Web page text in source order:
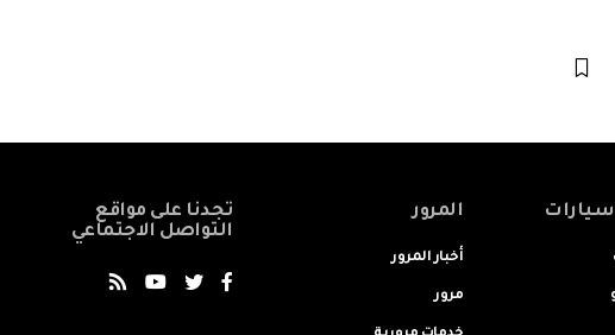
سيارات المرور
أخبار المرور
مرور
تجدنا على مواقع
التواصل الاجتماعي